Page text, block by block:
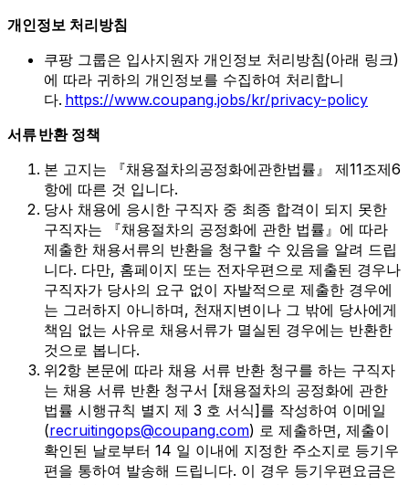
개인정보 처리방침
쿠팡 그룹은 입사지원자 개인정보 처리방침(아래 링크)
에 따라 귀하의 개인정보를 수집하여 처리합니
다. https://www.coupang.jobs/kr/privacy-policy
서류 반환 정책
본 고지는 『채용절차의공정화에관한법률 』
제11조제6
항에 따른 것 입니다.
당사 채용에 응시한 구직자 중 최종 합격이 되지 못한
구직자는 『채용절차의 공정화에 관한 법률』에 따라
제출한 채용서류의 반환을 청구할 수 있음을 알려 드립
니다. 다만, 홈페이지 또는 전자우편으로 제출된 경우나
구직자가 당사의 요구 없이 자발적으로 제출한 경우에
는 그러하지 아니하며, 천재지변이나 그 밖에 당사에게
책임 없는 사유로 채용서류가 멸실된 경우에는 반환한
것으로 봅니다.
위2항 본문에 따라 채용 서류 반환 청구를 하는 구직자
는 채용 서류 반환 청구서 [채용절차의 공정화에 관한
법률 시행규칙 별지 제 3 호 서식]를 작성하여 이메일
(recruitingops@coupang.com) 로 제출하면, 제출이
확인된 날로부터 14 일 이내에 지정한 주소지로 등기우
편을 통하여 발송해 드립니다. 이 경우 등기우편요금은